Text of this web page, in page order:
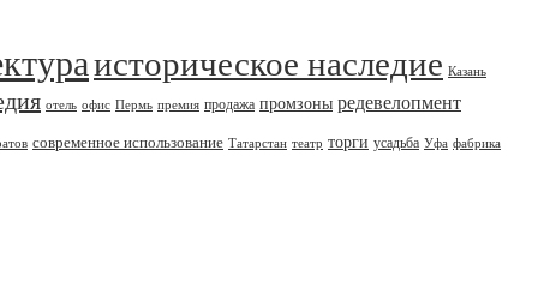
историческое наследие Казань
отель офис Пермь премия продажа промзоны редевелопмент
современное использование Татарстан театр торги усадьба Уфа фабрика